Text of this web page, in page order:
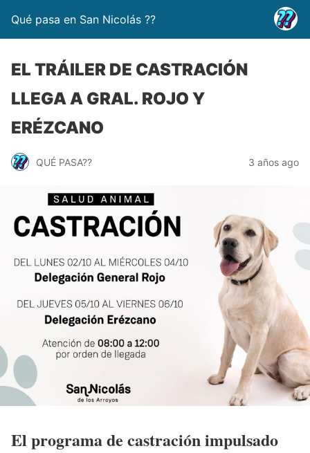
Qué pasa en San Nicolás ??
EL TRÁILER DE CASTRACIÓN
LLEGA A GRAL. ROJO Y
ERÉZCANO
QUÉ PASA?? 3 años ago
El programa de castración impulsado